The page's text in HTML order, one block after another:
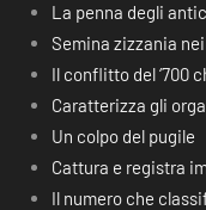
La penna degli
Semina zizzania
Il conflitto del ‘700
Caratterizza gli
Un colpo del pugile
Cattura e registra
Il numero che